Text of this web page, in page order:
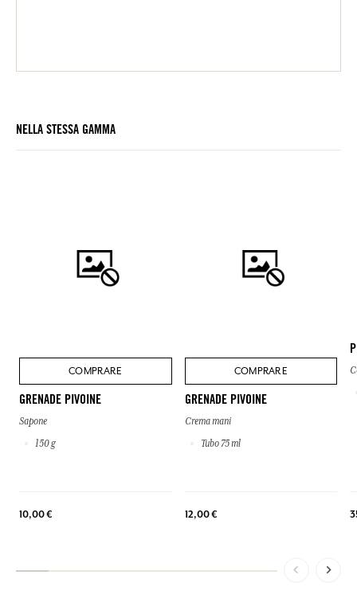
NELLA STESSA GAMMA
COMPRARE
GRENADE PIVOINE
Sapone
150 g
10,00 €
COMPRARE
GRENADE PIVOINE
Crema mani
Tubo 75 ml
12,00 €